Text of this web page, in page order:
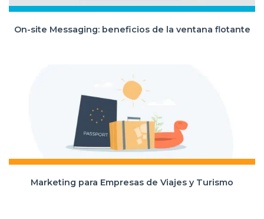
On-site Messaging: beneficios de la ventana flotante
Marketing para Empresas de Viajes y Turismo